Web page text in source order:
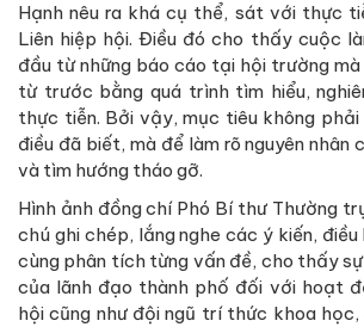
Hạnh nêu ra khá cụ thể, sát với thực
Liên hiệp hội. Điều đó cho thấy cuộc
đầu từ những báo cáo tại hội trường
từ trước bằng quá trình tìm hiểu,
thực tiễn. Bởi vậy, mục tiêu không phải
điều đã biết, mà để làm rõ nguyên nhân
và tìm hướng tháo gỡ.
Hình ảnh đồng chí Phó Bí thư Thường
chú ghi chép, lắng nghe các ý kiến,
cùng phân tích từng vấn đề, cho thấy
của lãnh đạo thành phố đối với hoạt
hội cũng như đội ngũ trí thức khoa học,